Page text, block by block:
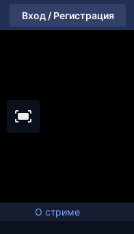
Вход / Регистрация
О стриме